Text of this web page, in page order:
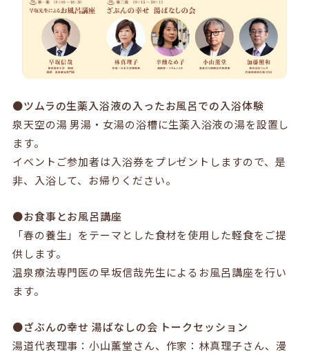
●ツムラの生薬入浴液の入ったお風呂での入浴体験
泉天空の湯 男湯・女湯の浴槽に生薬入浴液の湯を設置し
ます。
イベントご参加者は入浴券をプレゼントしますので、是
非、入浴して、お帰りください。
●お食事とお風呂講座
「春の養生」をテーマとした食材を使用した軽食をご提
供します。
温泉療法専門医の早坂信哉先生によるお風呂講座を行い
ます。
●ざぶんの幸せ 湯ばなしの会 トークセッション
湯道代表理事：小山薫堂さん、作家：林真理子さん、漫